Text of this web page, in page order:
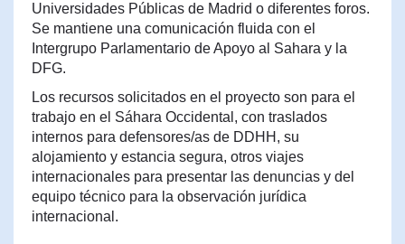
Universidades Públicas de Madrid o diferentes foros.
Se mantiene una comunicación fluida con el
Intergrupo Parlamentario de Apoyo al Sahara y la
DFG.
Los recursos solicitados en el proyecto son para el
trabajo en el Sáhara Occidental, con traslados
internos para defensores/as de DDHH, su
alojamiento y estancia segura, otros viajes
internacionales para presentar las denuncias y del
equipo técnico para la observación jurídica
internacional.